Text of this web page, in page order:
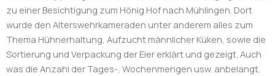
zu einer Besichtigung zum Hönig Hof nach Mühlingen. Dort
wurde den Alterswehrkameraden unter anderem alles zum
Thema Hühnerhaltung, Aufzucht männlicher Küken, sowie die
Sortierung und Verpackung der Eier erklärt und gezeigt. Auch
was die Anzahl der Tages-, Wochenmengen usw. anbelangt.